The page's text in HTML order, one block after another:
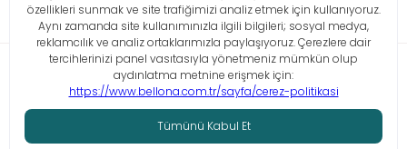
Bilgi Toplumu Hizmetleri KVKK Çerez Politikası İşlem Rehberi